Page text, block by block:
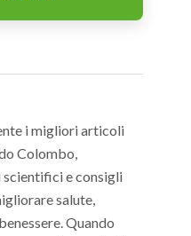
i migliori articoli
Colombo,
e consigli
salute,
Quando